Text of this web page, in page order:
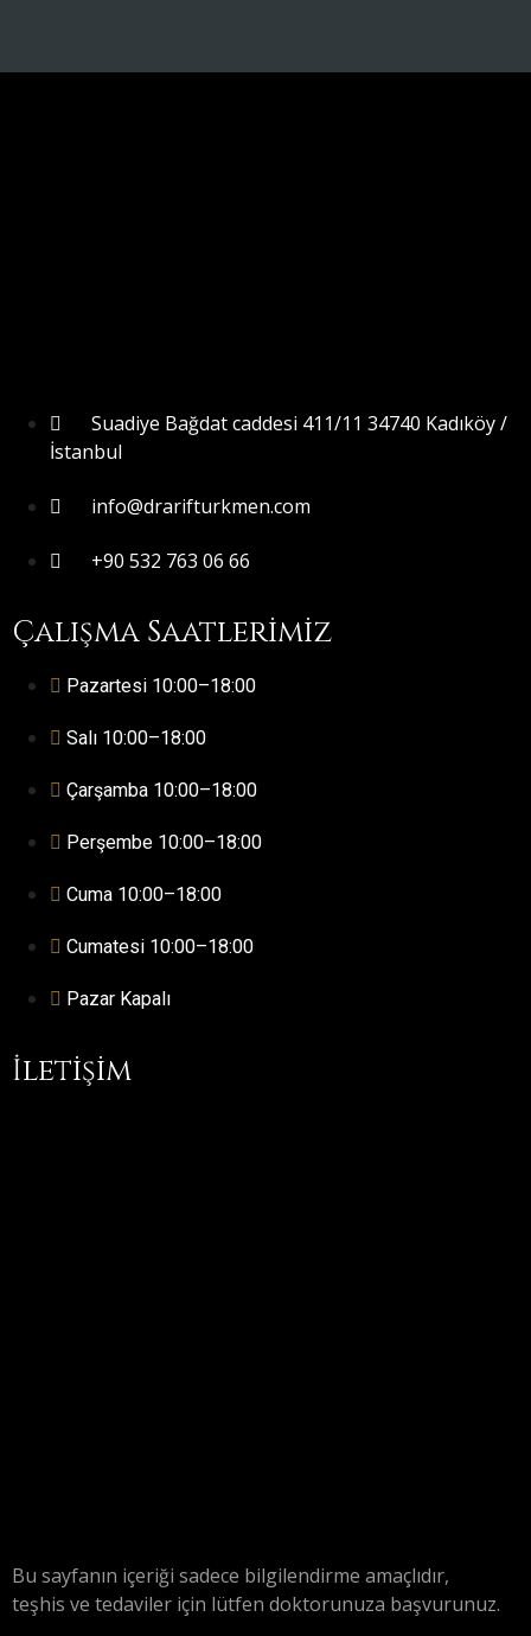
Suadiye Bağdat caddesi 411/11 34740 Kadıköy /
İstanbul
info@drarifturkmen.com
+90 532 763 06 66
Çalışma Saatlerimiz
Pazartesi 10:00–18:00
Salı 10:00–18:00
Çarşamba 10:00–18:00
Perşembe 10:00–18:00
Cuma 10:00–18:00
Cumatesi 10:00–18:00
Pazar Kapalı
İletişim
Bu sayfanın içeriği sadece bilgilendirme amaçlıdır,
teşhis ve tedaviler için lütfen doktorunuza başvurunuz.